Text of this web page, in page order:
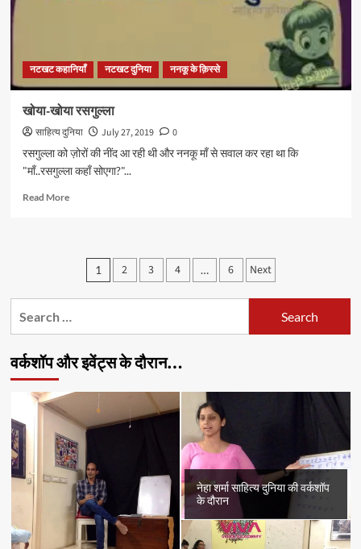
नटखट कहानियाँ नटखट दुनिया ननकू के क़िस्से
खोया-खोया रसगुल्ला
साहित्य दुनिया July 27, 2019
0
रसगुल्ला को ज़ोरों की नींद आ रही थी और ननकू माँ से सवाल कर रहा था कि
"माँ..रसगुल्ला कहाँ सोएगा?"...
Read MoreRead
रसगुल्लाPosts
pagination
1 2 3 4 … 6 Next
वर्कशॉप और इवेंट्स के दौरान…
नेहा शर्मा साहित्य दुनिया की वर्कशॉप
के दौरान